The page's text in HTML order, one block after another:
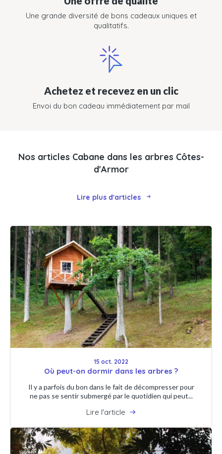
Une grande diversité de bons cadeaux uniques et
qualitatifs.
Achetez et recevez en un clic
Envoi du bon cadeau immédiatement par mail
Nos articles Cabane dans les arbres Côtes-
d'Armor
Lire plus d'articles
15 oct. 2022
Où peut-on dormir dans les arbres ?
Il y a parfois du bon dans le fait de décompresser pour
ne pas se sentir submergé par le quotidien qui peut...
Lire l'article